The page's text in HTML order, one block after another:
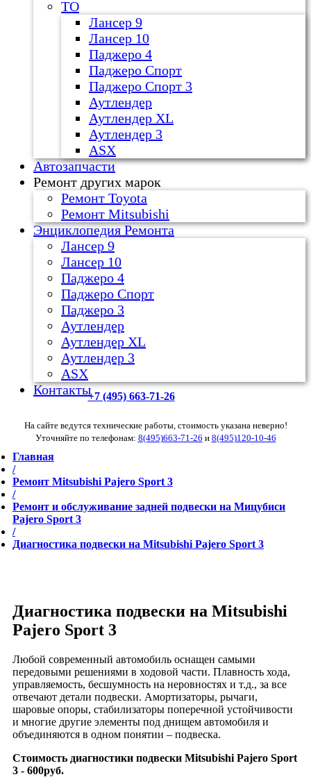
ТО
Лансер 9
Лансер 10
Паджеро 4
Паджеро Спорт
Паджеро Спорт 3
Аутлендер
Аутлендер ХL
Аутлендер 3
ASX
Автозапчасти
Ремонт других марок
Ремонт Toyota
Ремонт Mitsubishi
Энциклопедия Ремонта
Лансер 9
Лансер 10
Паджеро 4
Паджеро Спорт
Паджеро 3
Аутлендер
Аутлендер ХL
Аутлендер 3
ASX
Контакты+7 (495) 663-71-26
На сайте ведутся технические работы, стоимость указана неверно!
Уточняйте по телефонам: 8(495)663-71-26 и 8(495)120-10-46
Главная
/
Ремонт Mitsubishi Pajero Sport 3
/
Ремонт и обслуживание задней подвески на Мицубиси
Pajero Sport 3
/
Диагностика подвески на Mitsubishi Pajero Sport 3
Диагностика подвески на Mitsubishi
Pajero Sport 3
Любой современный автомобиль оснащен самыми
передовыми решениями в ходовой части. Плавность хода,
управляемость, бесшумность на неровностях и т.д., за все
отвечают детали подвески. Амортизаторы, рычаги,
шаровые опоры, стабилизаторы поперечной устойчивости
и многие другие элементы под днищем автомобиля и
объединяются в одном понятии – подвеска.
Стоимость диагностики подвески Mitsubishi Pajero Sport
3 - 600руб.